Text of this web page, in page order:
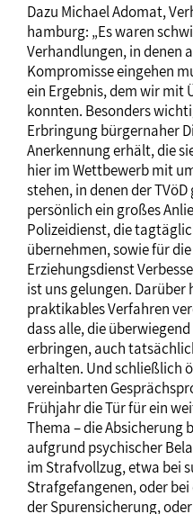
Dazu Michael Adomat,
hamburg: „Es waren
Verhandlungen, in denen
Kompromisse eingehen
ein Ergebnis, dem wir mit
konnten. Besonders
Erbringung bürgernaher
Anerkennung erhält, die
hier im Wettbewerb mit
stehen, in denen der
persönlich ein großes
Polizeidienst, die
übernehmen, sowie für
Erziehungsdienst
ist uns gelungen. Darüber
praktikables Verfahren
dass alle, die
erbringen, auch
erhalten. Und schließlich
vereinbarten
Frühjahr die Tür für ein
Thema – die Absicherung
aufgrund psychischer
im Strafvollzug, etwa bei
Strafgefangenen, oder
der Spurensicherung,